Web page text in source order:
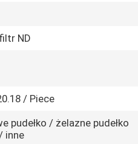
ND
/ Piece
pudełko / żelazne pudełko
inne